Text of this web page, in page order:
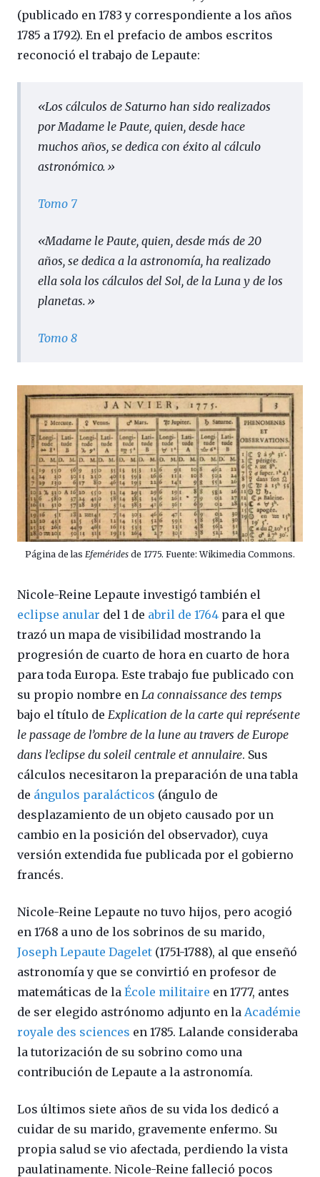
(publicado en 1783 y correspondiente a los años
1785 a 1792). En el prefacio de ambos escritos
reconoció el trabajo de Lepaute:
«Los cálculos de Saturno han sido realizados
por Madame le Paute, quien, desde hace
muchos años, se dedica con éxito al cálculo
astronómico.»
Tomo 7
«Madame le Paute, quien, desde más de 20
años, se dedica a la astronomía, ha realizado
ella sola los cálculos del Sol, de la Luna y de los
planetas.»
Tomo 8
Página de las Efemérides de 1775. Fuente: Wikimedia Commons.
Nicole-Reine Lepaute investigó también el
eclipse anular del 1 de abril de 1764 para el que
trazó un mapa de visibilidad mostrando la
progresión de cuarto de hora en cuarto de hora
para toda Europa. Este trabajo fue publicado con
su propio nombre en La connaissance des temps
bajo el título de Explication de la carte qui représente
le passage de l’ombre de la lune au travers de Europe
dans l’eclipse du soleil centrale et annulaire. Sus
cálculos necesitaron la preparación de una tabla
de ángulos paralácticos (ángulo de
desplazamiento de un objeto causado por un
cambio en la posición del observador), cuya
versión extendida fue publicada por el gobierno
francés.
Nicole-Reine Lepaute no tuvo hijos, pero acogió
en 1768 a uno de los sobrinos de su marido,
Joseph Lepaute Dagelet (1751-1788), al que enseñó
astronomía y que se convirtió en profesor de
matemáticas de la École militaire en 1777, antes
de ser elegido astrónomo adjunto en la Académie
royale des sciences en 1785. Lalande consideraba
la tutorización de su sobrino como una
contribución de Lepaute a la astronomía.
Los últimos siete años de su vida los dedicó a
cuidar de su marido, gravemente enfermo. Su
propia salud se vio afectada, perdiendo la vista
paulatinamente. Nicole-Reine falleció pocos